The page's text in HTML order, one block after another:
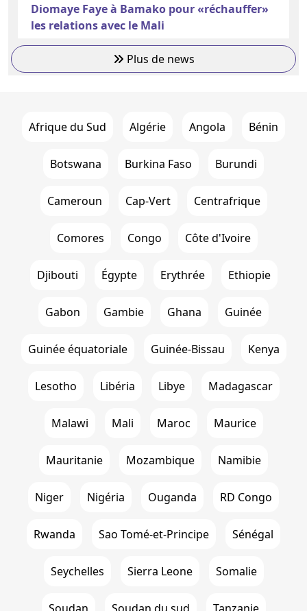
Diomaye Faye à Bamako pour «réchauffer»
les relations avec le Mali
Plus de news
Afrique du Sud Algérie Angola Bénin
Botswana Burkina Faso Burundi
Cameroun Cap-Vert Centrafrique
Comores Congo Côte d'Ivoire
Djibouti Égypte Erythrée Ethiopie
Gabon Gambie Ghana Guinée
Guinée équatoriale Guinée-Bissau Kenya
Lesotho Libéria Libye Madagascar
Malawi Mali Maroc Maurice
Mauritanie Mozambique Namibie
Niger Nigéria Ouganda RD Congo
Rwanda Sao Tomé-et-Principe Sénégal
Seychelles Sierra Leone Somalie